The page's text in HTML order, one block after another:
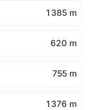
1 385 m
620 m
755 m
1 376 m